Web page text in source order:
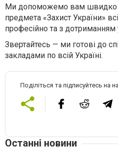
Ми допоможемо вам швидко
предмета «Захист України»
професійно та з дотриманням
Звертайтесь — ми готові до
закладами по всій Україні.
Поділіться та підписуйтесь на
Останні новини